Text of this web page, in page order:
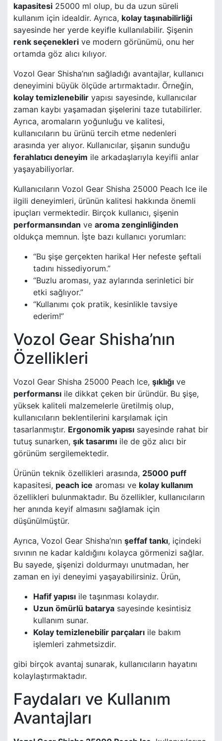
kapasitesi 25000 ml olup, bu da uzun süreli
kullanım için idealdir. Ayrıca, kolay taşınabilirliği
sayesinde her yerde keyifle kullanılabilir. Şişenin
renk seçenekleri ve modern görünümü, onu her
ortamda göz alıcı kılıyor.
Vozol Gear Shisha’nın sağladığı avantajlar, kullanıcı
deneyimini büyük ölçüde artırmaktadır. Örneğin,
kolay temizlenebilir yapısı sayesinde, kullanıcılar
zaman kaybı yaşamadan şişelerini taze tutabilirler.
Ayrıca, aromaların yoğunluğu ve kalitesi,
kullanıcıların bu ürünü tercih etme nedenleri
arasında yer alıyor. Kullanıcılar, şişanın sunduğu
ferahlatıcı deneyim ile arkadaşlarıyla keyifli anlar
yaşayabiliyorlar.
Kullanıcıların Vozol Gear Shisha 25000 Peach Ice ile
ilgili deneyimleri, ürünün kalitesi hakkında önemli
ipuçları vermektedir. Birçok kullanıcı, şişenin
performansından ve aroma zenginliğinden
oldukça memnun. İşte bazı kullanıcı yorumları:
“Bu şişe gerçekten harika! Her nefeste şeftali
tadını hissediyorum.”
“Buzlu aroması, yaz aylarında serinletici bir
etki sağlıyor.”
“Kullanımı çok pratik, kesinlikle tavsiye
ederim!”
Vozol Gear Shisha’nın
Özellikleri
Vozol Gear Shisha 25000 Peach Ice, şıklığı ve
performansı ile dikkat çeken bir üründür. Bu şişe,
yüksek kaliteli malzemelerle üretilmiş olup,
kullanıcıların beklentilerini karşılamak için
tasarlanmıştır. Ergonomik yapısı sayesinde rahat bir
tutuş sunarken, şık tasarımı ile de göz alıcı bir
görünüm sergilemektedir.
Ürünün teknik özellikleri arasında, 25000 puff
kapasitesi, peach ice aroması ve kolay kullanım
özellikleri bulunmaktadır. Bu özellikler, kullanıcıların
her anında keyif almasını sağlamak için
düşünülmüştür.
Ayrıca, Vozol Gear Shisha’nın şeffaf tankı, içindeki
sıvının ne kadar kaldığını kolayca görmenizi sağlar.
Bu sayede, şişenizi doldurmayı unutmadan, her
zaman en iyi deneyimi yaşayabilirsiniz. Ürün,
Hafif yapısı ile taşınması kolaydır.
Uzun ömürlü batarya sayesinde kesintisiz
kullanım sunar.
Kolay temizlenebilir parçaları ile bakım
işlemleri zahmetsizdir.
gibi birçok avantaj sunarak, kullanıcıların hayatını
kolaylaştırmaktadır.
Faydaları ve Kullanım
Avantajları